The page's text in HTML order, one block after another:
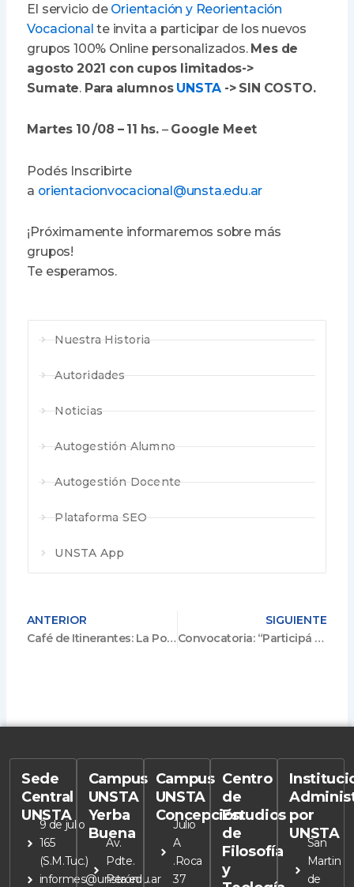
El servicio de Orientación y Reorientación
Vocacional te invita a participar de los nuevos
grupos 100% Online personalizados. Mes de
agosto 2021 con cupos limitados->
Sumate. Para alumnos UNSTA -> SIN COSTO.
Martes 10 /08 – 11 hs. –Google Meet
Podés Inscribirte
a orientacionvocacional@unsta.edu.ar
¡Próximamente informaremos sobre más
grupos!
Te esperamos.
Nuestra Historia
Autoridades
Noticias
Autogestión Alumno
Autogestión Docente
Plataforma SEO
UNSTA App
ANTERIOR
Café de Itinerantes: La Política Parlamentaria y los Católicos Argentinos
SIGUIENTE
Convocatoria: “Participá de la nueva edición de BUN” – 2022
Sede
Central
UNSTA
9 de julio
165
(S.M.Tuc.)
informes@unsta.edu.ar
Campus
UNSTA
Yerba
Buena
Av.
Pdte.
Perón
Campus
UNSTA
Concepción
Julio
A
.Roca
37
Centro
de
Estudios
de
Filosofía
y
por
UNSTA
San
Martin
de